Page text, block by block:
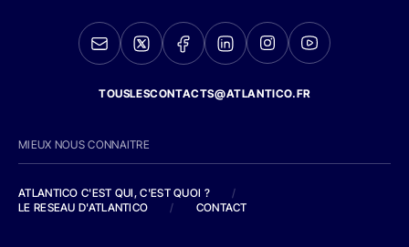
TOUSLESCONTACTS@ATLANTICO.FR
MIEUX NOUS CONNAITRE
ATLANTICO C'EST QUI, C'EST QUOI ?
/
LE RESEAU D'ATLANTICO
/ CONTACT